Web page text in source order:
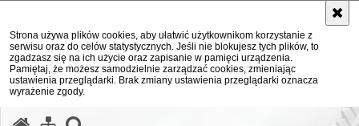
Strona używa plików cookies, aby ułatwić użytkownikom korzystanie z
serwisu oraz do celów statystycznych. Jeśli nie blokujesz tych plików, to
zgadzasz się na ich użycie oraz zapisanie w pamięci urządzenia.
Pamiętaj, że możesz samodzielnie zarządzać cookies, zmieniając
ustawienia przeglądarki. Brak zmiany ustawienia przeglądarki oznacza
wyrażenie zgody.